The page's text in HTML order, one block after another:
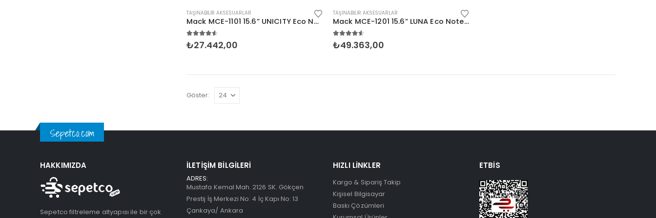
TAŞINABILIR AKSESUARLAR
Mack MCE-1101 15.6” UNICITY Eco Notebook Çantası
5 üzerinden
₺27.442,00
TAŞINABILIR AKSESUARLAR
Mack MCE-1201 15.6” LUNA Eco Notebook Sırt Çantası
5 üzerinden
₺49.363,00
Göster:
Sepetco.com
HAKKIMIZDA
Sepetco filtreleme altyapısı ile bir çok
İLETIŞIM BILGILERI
ADRES:
Mustafa Kemal Mah. 2126 SK. Gökçen
Prestij İş Merkezi No: 4 İç Kapı No: 13
Çankaya/ Ankara
HIZLI LINKLER
Kargo & Sipariş Takip
Kişisel Bilgisayar
Baskı Çözümleri
ETBIS